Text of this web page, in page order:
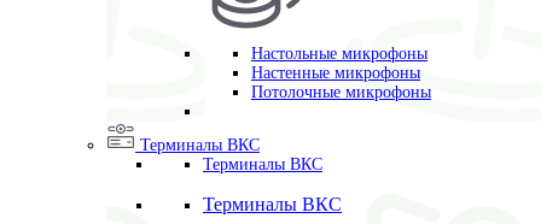
Настольные микрофоны
Настенные микрофоны
Потолочные микрофоны
Терминалы ВКС
Терминалы ВКС
Терминалы ВКС